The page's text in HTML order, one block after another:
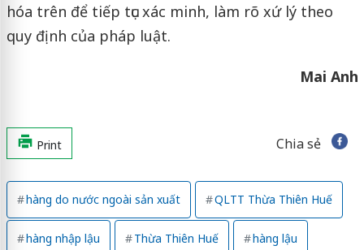
hóa trên để tiếp tục xác minh, làm rõ xứ lý theo
quy định của pháp luật.
Mai Anh
Print Chia sẻ
hàng do nước ngoài sản xuất QLTT Thừa Thiên Huế
hàng nhập lậu Thừa Thiên Huế hàng lậu